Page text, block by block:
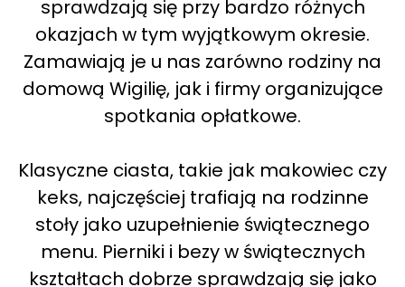
sprawdzają się przy bardzo różnych
okazjach w tym wyjątkowym okresie.
Zamawiają je u nas zarówno rodziny na
domową Wigilię, jak i firmy organizujące
spotkania opłatkowe.
Klasyczne ciasta, takie jak makowiec czy
keks, najczęściej trafiają na rodzinne
stoły jako uzupełnienie świątecznego
menu. Pierniki i bezy w świątecznych
kształtach dobrze sprawdzają się jako